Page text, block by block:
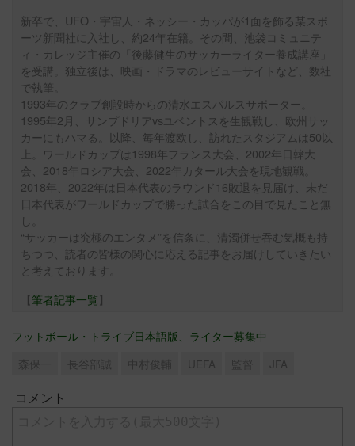
新卒で、UFO・宇宙人・ネッシー・カッパが1面を飾る某スポ
ーツ新聞社に入社し、約24年在籍。その間、池袋コミュニテ
ィ・カレッジ主催の「後藤健生のサッカーライター養成講座」
を受講。独立後は、映画・ドラマのレビューサイトなど、数社
で執筆。
1993年のクラブ創設時からの清水エスパルスサポーター。
1995年2月、サンプドリアvsユベントスを生観戦し、欧州サッ
カーにもハマる。以降、毎年渡欧し、訪れたスタジアムは50以
上。ワールドカップは1998年フランス大会、2002年日韓大
会、2018年ロシア大会、2022年カタール大会を現地観戦。
2018年、2022年は日本代表のラウンド16敗退を見届け、未だ
日本代表がワールドカップで勝った試合をこの目で見たこと無
し。
“サッカーは究極のエンタメ”を信条に、清濁併せ吞む気概も持
ちつつ、読者の皆様の関心に応える記事をお届けしていきたい
と考えております。
【筆者記事一覧】
フットボール・トライブ日本語版、ライター募集中
森保一 長谷部誠 中村俊輔 UEFA JFA